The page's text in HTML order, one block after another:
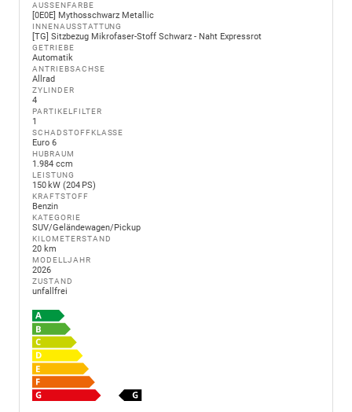
AUSSENFARBE
[0E0E] Mythosschwarz Metallic
INNENAUSSTATTUNG
[TG] Sitzbezug Mikrofaser-Stoff Schwarz - Naht Expressrot
GETRIEBE
Automatik
ANTRIEBSACHSE
Allrad
ZYLINDER
4
PARTIKELFILTER
1
SCHADSTOFFKLASSE
Euro 6
HUBRAUM
1.984 ccm
LEISTUNG
150 kW (204 PS)
KRAFTSTOFF
Benzin
KATEGORIE
SUV/Geländewagen/Pickup
KILOMETERSTAND
20 km
MODELLJAHR
2026
ZUSTAND
unfallfrei